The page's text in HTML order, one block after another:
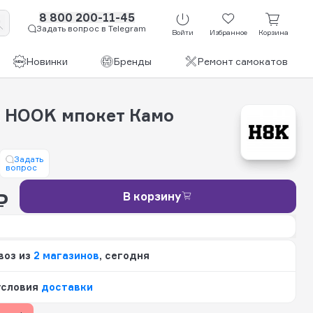
8 800 200-11-45
Задать вопрос в Telegram Войти Избранное Корзина
Новинки Бренды Ремонт самокатов
мпокет Камо
Задать
вопрос
В корзину
из 2 магазинов, сегодня
доставки